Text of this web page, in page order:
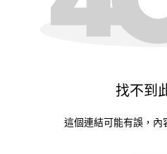
找不到
這個連結可能有誤，內